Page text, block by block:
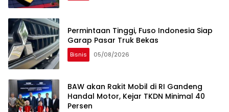
Permintaan Tinggi, Fuso Indonesia Siap
Garap Pasar Truk Bekas
Bisnis 05/08/2026
BAW akan Rakit Mobil di RI Gandeng
Handal Motor, Kejar TKDN Minimal 40
Persen